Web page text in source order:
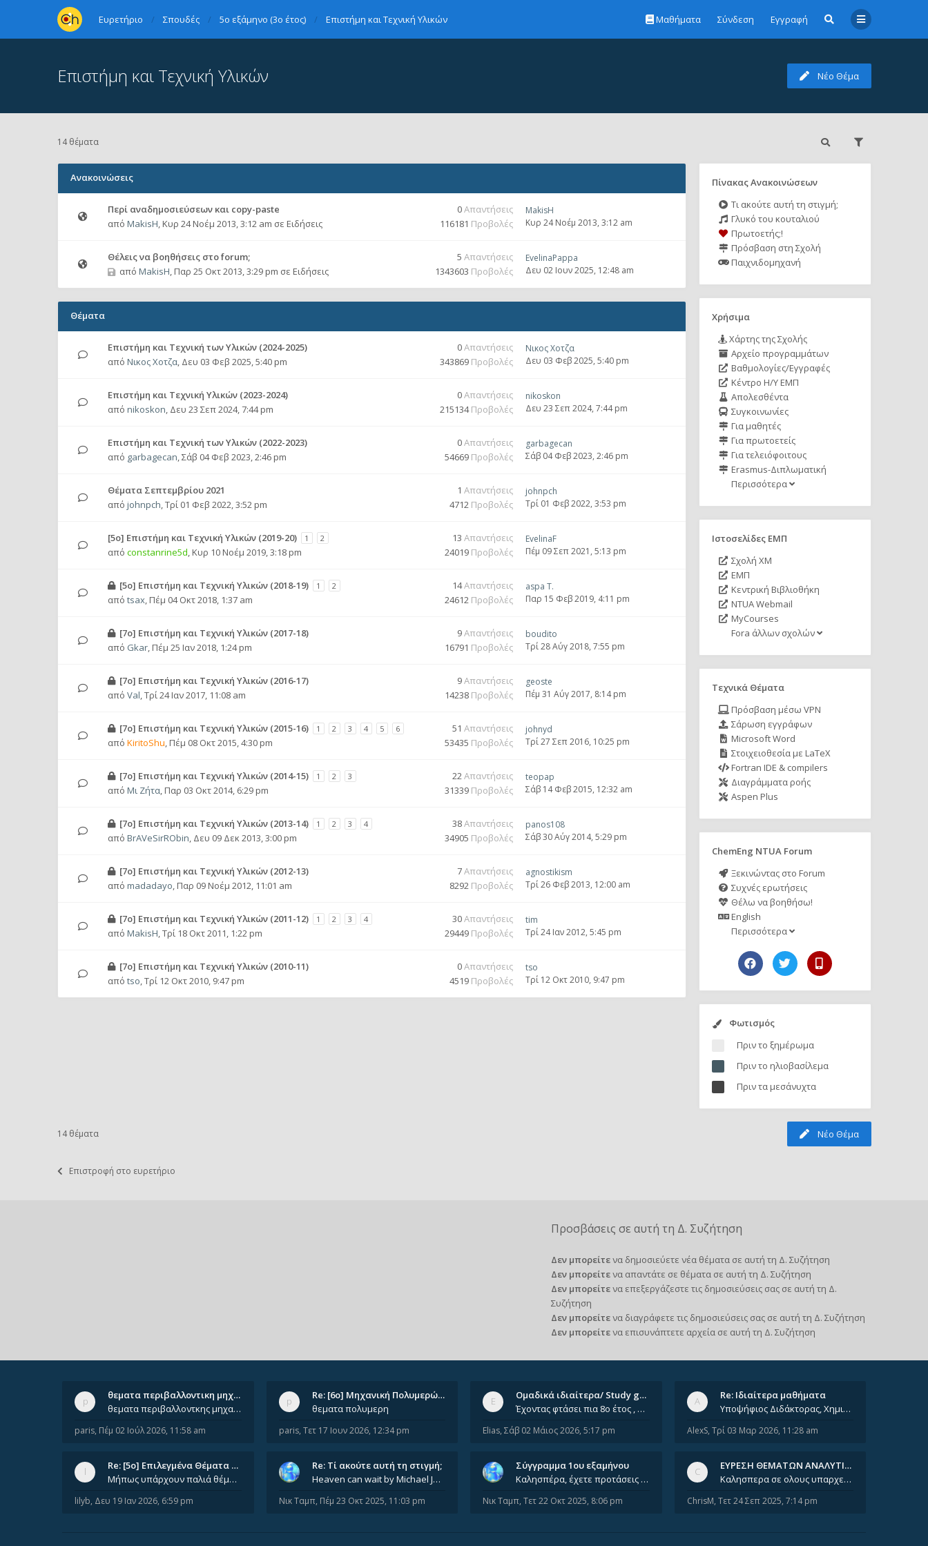
Μαθήματα Σύνδεση Εγγραφή
Ευρετήριο Σπουδές 5ο εξάμηνο (3ο έτος) Επιστήμη και Τεχνική Υλικών
Επιστήμη και Τεχνική Υλικών Νέο Θέμα
14 θέματα
Ανακοινώσεις
Περί αναδημοσιεύσεων και copy-paste
από MakisH, Κυρ 24 Νοέμ 2013, 3:12 am σε Ειδήσεις
0Απαντήσεις
116181 Προβολές
MakisH
Κυρ 24 Νοέμ 2013, 3:12 am
Θέλεις να βοηθήσεις στο forum;
από MakisH, Παρ 25 Οκτ 2013, 3:29 pm σε Ειδήσεις
5 Απαντήσεις
1343603 Προβολές
EvelinaPappa
Δευ 02 Ιουν 2025, 12:48 am
Θέματα
Επιστήμη και Τεχνική των Υλικών (2024-2025)
από Νικος Χοτζα, Δευ 03 Φεβ 2025, 5:40 pm
0Απαντήσεις
343869 Προβολές
Νικος Χοτζα
Δευ 03 Φεβ 2025, 5:40 pm
Επιστήμη και Τεχνική Υλικών (2023-2024)
από nikoskon, Δευ 23 Σεπ 2024, 7:44 pm
0Απαντήσεις
215134Προβολές
nikoskon
Δευ 23 Σεπ 2024, 7:44 pm
Επιστήμη και Τεχνική των Υλικών (2022-2023)
από garbagecan,Σάβ 04 Φεβ 2023, 2:46 pm
0Απαντήσεις
54669 Προβολές
garbagecan
Σάβ 04 Φεβ 2023, 2:46 pm
Θέματα Σεπτεμβρίου 2021
από johnpch,Τρί 01 Φεβ 2022, 3:52 pm
1 Απαντήσεις
4712 Προβολές
johnpch
Τρί 01 Φεβ 2022, 3:53 pm
[5o] Επιστήμη και Τεχνική Υλικών (2019-20) 1 2
από constanrine5d, Κυρ 10 Νοέμ 2019, 3:18 pm
13 Απαντήσεις
24019 Προβολές
EvelinaF
Πέμ 09 Σεπ 2021, 5:13 pm
[5o] Επιστήμη και Τεχνική Υλικών (2018-19) 1 2
από tsax, Πέμ 04 Οκτ 2018, 1:37 am
14Απαντήσεις
24612 Προβολές
aspa T.
Παρ 15 Φεβ 2019, 4:11 pm
[7o] Επιστήμη και Τεχνική Υλικών (2017-18)
από Gkar, Πέμ 25 Ιαν 2018, 1:24 pm
9Απαντήσεις
16791 Προβολές
boudito
Τρί 28 Αύγ 2018, 7:55 pm
[7o] Επιστήμη και Τεχνική Υλικών (2016-17)
από Val,Τρί 24 Ιαν 2017, 11:08 am
9Απαντήσεις
14238 Προβολές
geoste
Πέμ 31 Αύγ 2017, 8:14 pm
[7o] Επιστήμη και Τεχνική Υλικών (2015-16) 1 2 3 4 5 6
από KiritoShu, Πέμ 08 Οκτ 2015, 4:30 pm
51 Απαντήσεις
53435 Προβολές
johnyd
Τρί 27 Σεπ 2016, 10:25 pm
[7o] Επιστήμη και Τεχνική Υλικών (2014-15) 1 2 3
από Μι Ζήτα, Παρ 03 Οκτ 2014, 6:29 pm
22Απαντήσεις
31339 Προβολές
teopap
Σάβ 14 Φεβ 2015, 12:32 am
[7ο] Επιστήμη και Τεχνική Υλικών (2013-14) 1 2 3 4
από BrAVeSirRObin, Δευ 09 Δεκ 2013, 3:00 pm
38Απαντήσεις
34905 Προβολές
panos108
Σάβ 30 Αύγ 2014, 5:29 pm
[7ο] Επιστήμη και Τεχνική Υλικών (2012-13)
από madadayo, Παρ 09 Νοέμ 2012, 11:01 am
7Απαντήσεις
8292 Προβολές
agnostikism
Τρί 26 Φεβ 2013, 12:00 am
[7ο] Επιστήμη και Τεχνική Υλικών (2011-12) 1 2 3 4
από MakisH,Τρί 18 Οκτ 2011, 1:22 pm
30Απαντήσεις
29449 Προβολές
tim
Τρί 24 Ιαν 2012, 5:45 pm
[7ο] Επιστήμη και Τεχνική Υλικών (2010-11)
από tso,Τρί 12 Οκτ 2010, 9:47 pm
0Απαντήσεις
4519 Προβολές
tso
Τρί 12 Οκτ 2010, 9:47 pm
Πίνακας Ανακοινώσεων
Τι ακούτε αυτή τη στιγμή;
Γλυκό του κουταλιού
Πρωτοετής;!
Πρόσβαση στη Σχολή
Παιχνιδομηχανή
Χρήσιμα
Χάρτης της Σχολής
Αρχείο προγραμμάτων
Βαθμολογίες/Εγγραφές
Κέντρο Η/Υ ΕΜΠ
Απολεσθέντα
Συγκοινωνίες
Για μαθητές
Για πρωτοετείς
Για τελειόφοιτους
Erasmus-Διπλωματική
Περισσότερα
Ιστοσελίδες ΕΜΠ
Σχολή ΧΜ
ΕΜΠ
Κεντρική Βιβλιοθήκη
NTUA Webmail
MyCourses
Fora άλλων σχολών
Τεχνικά Θέματα
Πρόσβαση μέσω VPN
Σάρωση εγγράφων
Microsoft Word
Στοιχειοθεσία με LaTeX
Fortran IDE & compilers
Διαγράμματα ροής
Aspen Plus
ChemEng NTUA Forum
Ξεκινώντας στο Forum
Συχνές ερωτήσεις
Θέλω να βοηθήσω!
English
Περισσότερα
Φωτισμός
Πριν το ξημέρωμα
Πριν το ηλιοβασίλεμα
Πριν τα μεσάνυχτα
Νέο Θέμα
14 θέματα
Επιστροφή στο ευρετήριο
Προσβάσεις σε αυτή τη Δ. Συζήτηση
Δεν μπορείτενα δημοσιεύετε νέα θέματα σε αυτή τη Δ. Συζήτηση
Δεν μπορείτενα απαντάτε σε θέματα σε αυτή τη Δ. Συζήτηση
Δεν μπορείτενα επεξεργάζεστε τις δημοσιεύσεις σας σε αυτή τη Δ.
Συζήτηση
Δεν μπορείτενα διαγράφετε τις δημοσιεύσεις σας σε αυτή τη Δ. Συζήτηση
Δεν μπορείτενα επισυνάπτετε αρχεία σε αυτή τη Δ. Συζήτηση
θεματα περιβαλλοντικη μηχανικ…
θεματα περιβαλλοντκης μηχανικης απο 2022 εως 2026. Δεν ειναι μεσα του Σεπτεμβιου του 2025. Αν τα εχει καποιος ας τα ανε
paris, Πέμ 02 Ιούλ 2026, 11:58 am
Re: [6o] Mηχανική Πολυμερών (…
θεματα πολυμερη
paris, Τετ 17 Ιουν 2026, 12:34 pm
Ομαδικά ιδιαίτερα/ Study group
Έχοντας φτάσει πια 8ο έτος , χρωστώντας ακόμη πολλά και χωρίς καμία όρεξη ούτε να διαβάσω μόνος μου ούτε να παρακολουθήσ
Elias, Σάβ 02 Μάιος 2026, 5:17 pm
Re: Ιδιαίτερα μαθήματα
Υποψήφιος Διδάκτορας, Χημικός Μηχανικός ΕΜΠ Παραδίδω ιδιαίτερα μαθήματα μέσης και ανώτατης εκπαίδευσης σε θετικές και τε
AlexS, Τρί 03 Μαρ 2026, 11:28 am
Re: [5ο] Επιλεγμένα Θέματα Βι…
Μήπως υπάρχουν παλιά θέματα του μαθήματος;
lilyb, Δευ 19 Ιαν 2026, 6:59 pm
Re: Tί ακούτε αυτή τη στιγμή;
Heaven can wait by Michael Jackson
Νικ Ταμπ, Πέμ 23 Οκτ 2025, 11:03 pm
Σύγγραμμα 1ου εξαμήνου
Καλησπέρα, έχετε προτάσεις για συγγράμματα της ανόργανης χημείας? Είμαι ανάμεσα σε Λιοδάκη, Chung και Atkins
Νικ Ταμπ, Τετ 22 Οκτ 2025, 8:06 pm
ΕΥΡΕΣΗ ΘΕΜΑΤΩΝ ΑΝΑΛΥΤΙΚΗΣ 202…
Καλησπερα σε ολους υπαρχει κανεις με θεματα απο τις εξετασεις του ιουνιου και σεπτεμβρίου για την αναλυτικη χημεια
ChrisM, Τετ 24 Σεπ 2025, 7:14 pm